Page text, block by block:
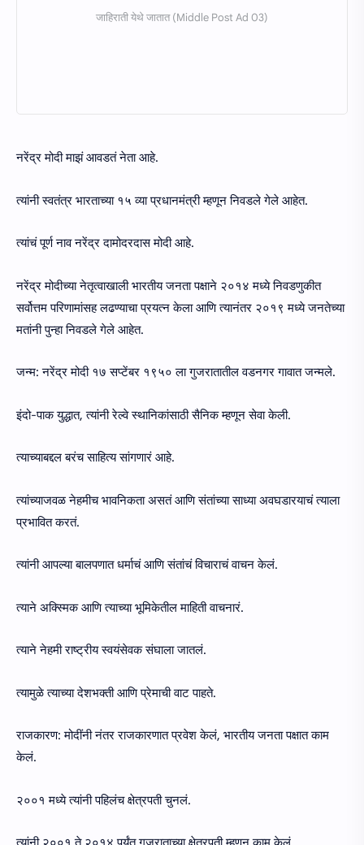
नरेंद्र मोदी माझं आवडतं नेता आहे.
त्यांनी स्वतंत्र भारताच्या १५ व्या प्रधानमंत्री म्हणून निवडले गेले आहेत.
त्यांचं पूर्ण नाव नरेंद्र दामोदरदास मोदी आहे.
नरेंद्र मोदीच्या नेतृत्वाखाली भारतीय जनता पक्षाने २०१४ मध्ये निवडणुकीत
सर्वोत्तम परिणामांसह लढण्याचा प्रयत्न केला आणि त्यानंतर २०१९ मध्ये जनतेच्या
मतांनी पुन्हा निवडले गेले आहेत.
जन्म: नरेंद्र मोदी १७ सप्टेंबर १९५० ला गुजरातातील वडनगर गावात जन्मले.
इंदो-पाक युद्धात, त्यांनी रेल्वे स्थानिकांसाठी सैनिक म्हणून सेवा केली.
त्याच्याबद्दल बरंच साहित्य सांगणारं आहे.
त्यांच्याजवळ नेहमीच भावनिकता असतं आणि संतांच्या साध्या अवघडारयाचं त्याला
प्रभावित करतं.
त्यांनी आपल्या बालपणात धर्माचं आणि संतांचं विचाराचं वाचन केलं.
त्याने अक्स्मिक आणि त्याच्या भूमिकेतील माहिती वाचनारं.
त्याने नेहमी राष्ट्रीय स्वयंसेवक संघाला जातलं.
त्यामुळे त्याच्या देशभक्ती आणि प्रेमाची वाट पाहते.
राजकारण: मोदींनी नंतर राजकारणात प्रवेश केलं, भारतीय जनता पक्षात काम
केलं.
२००१ मध्ये त्यांनी पहिलंच क्षेत्रपती चुनलं.